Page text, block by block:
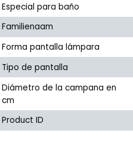
Especial para baño
Familienaam
Forma pantalla lámpara
Tipo de pantalla
Diámetro de la campana en
cm
Product ID